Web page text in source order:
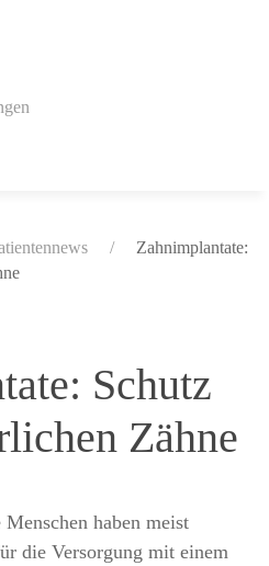
Zahnimplantate:
Schutz
Zähne
haben meist
die Versorgung mit einem